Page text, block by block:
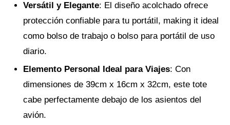
Versátil y Elegante: El diseño acolchado ofrece
protección confiable para tu portátil, making it ideal
como bolso de trabajo o bolso para portátil de uso
diario.
Elemento Personal Ideal para Viajes: Con
dimensiones de 39cm x 16cm x 32cm, este tote
cabe perfectamente debajo de los asientos del
avión.